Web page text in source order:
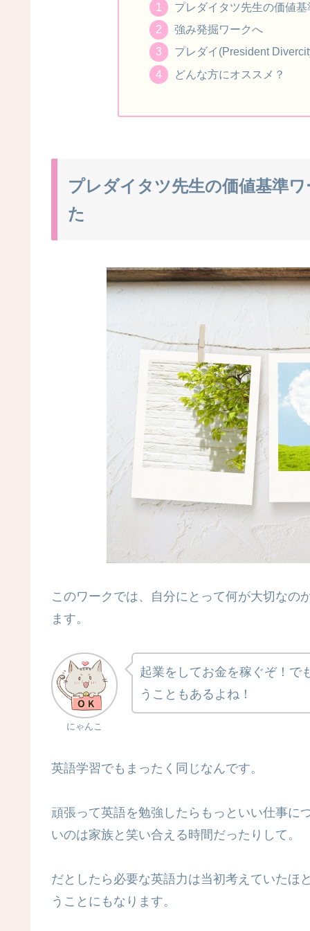
プレダイタツ先生の価値
強み発掘ワークへ
プレダイ(President
どんな方にオススメ？
プレダイタツ先生の価値基準
た
このワークでは、自分にとって何が大切なの
ます。
にゃんこ
起業をしてお金を稼ぐぞ！で
うこともあるよね！
英語学習でもまったく同じなんです。
頑張って英語を勉強したらもっといい仕事に
いのは家族と笑い合える時間だったりして。
だとしたら必要な英語力は当初考えていたほ
うことにもなります。